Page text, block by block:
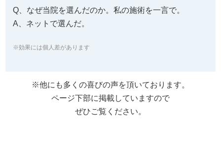
Q、なぜ当院を選んだのか。私の施術を一言で。
A、ネットで選んだ。
※効果には個人差があります
※他にも多くの喜びの声を頂いております。
ページ下部に掲載していますので
ぜひご覧ください。